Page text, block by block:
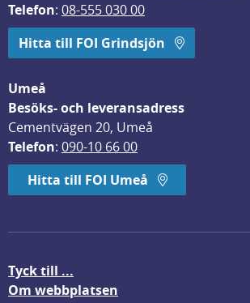
Telefon: 08-555 030 00
Hitta till FOI Grindsjön
Umeå
Besöks- och leveransadress
Cementvägen 20, Umeå
Telefon: 090-10 66 00
Hitta till FOI Umeå
Tyck till ...
Om webbplatsen